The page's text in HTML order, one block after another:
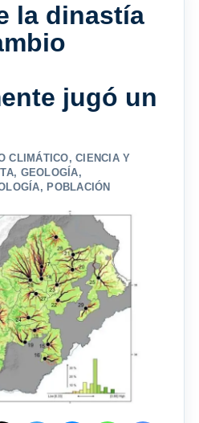
la dinastía
jugó un
CLIMÁTICO,CIENCIA Y
, GEOLOGÍA,
, POBLACIÓN